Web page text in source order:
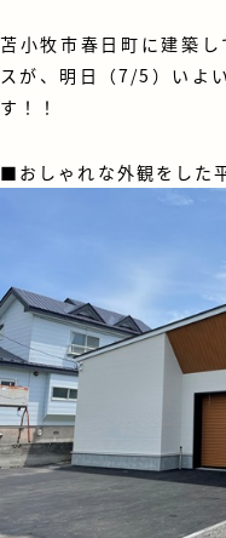
苫小牧市春日町に建築
スが、明日（7/5）いよ
す！！
■おしゃれな外観をした